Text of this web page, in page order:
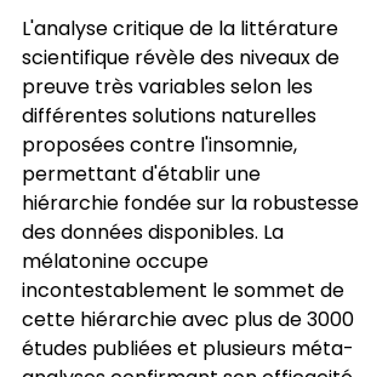
L'analyse critique de la littérature
scientifique révèle des niveaux de
preuve très variables selon les
différentes solutions naturelles
proposées contre l'insomnie,
permettant d'établir une
hiérarchie fondée sur la robustesse
des données disponibles. La
mélatonine occupe
incontestablement le sommet de
cette hiérarchie avec plus de 3000
études publiées et plusieurs méta-